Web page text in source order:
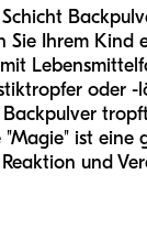
Sie Ihrem Kind
oder -
Backpulver
"Magie" ist eine
und